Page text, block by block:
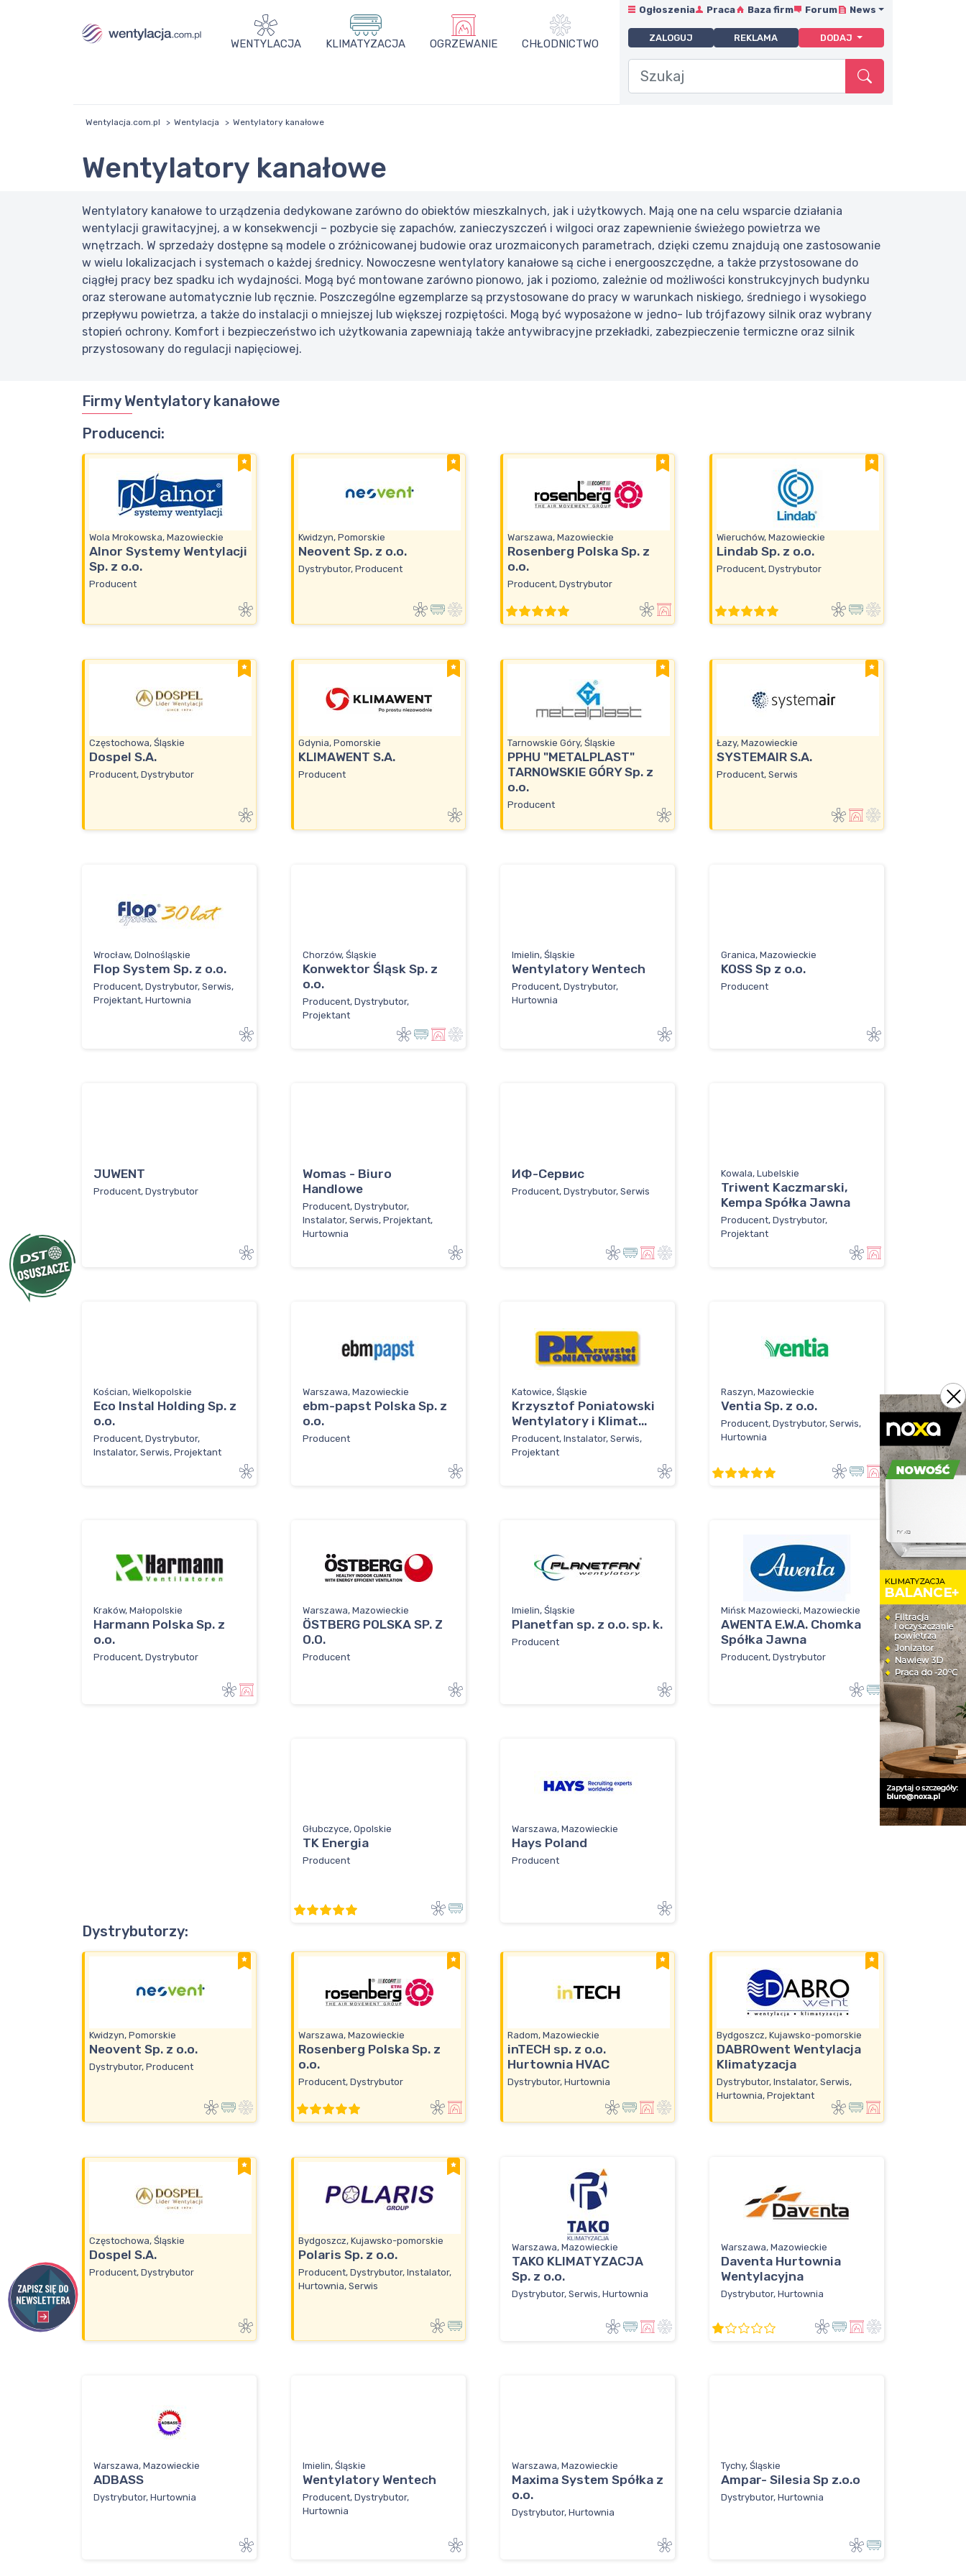
WENTYLACJA KLIMATYZACJA OGRZEWANIE CHŁODNICTWO
Ogłoszenia Praca Baza firm Forum News
ZALOGUJ REKLAMA DODAJ
Wentylacja.com.pl Wentylacja Wentylatory kanałowe
Wentylatory kanałowe
Wentylatory kanałowe to urządzenia dedykowane zarówno do obiektów mieszkalnych, jak i użytkowych. Mają one na celu wsparcie działania
wentylacji grawitacyjnej, a w konsekwencji – pozbycie się zapachów, zanieczyszczeń i wilgoci oraz zapewnienie świeżego powietrza we
wnętrzach. W sprzedaży dostępne są modele o zróżnicowanej budowie oraz urozmaiconych parametrach, dzięki czemu znajdują one zastosowanie
w wielu lokalizacjach i systemach o każdej średnicy. Nowoczesne wentylatory kanałowe są ciche i energooszczędne, a także przystosowane do
ciągłej pracy bez spadku ich wydajności. Mogą być montowane zarówno pionowo, jak i poziomo, zależnie od możliwości konstrukcyjnych budynku
oraz sterowane automatycznie lub ręcznie. Poszczególne egzemplarze są przystosowane do pracy w warunkach niskiego, średniego i wysokiego
przepływu powietrza, a także do instalacji o mniejszej lub większej rozpiętości. Mogą być wyposażone w jedno- lub trójfazowy silnik oraz wybrany
stopień ochrony. Komfort i bezpieczeństwo ich użytkowania zapewniają także antywibracyjne przekładki, zabezpieczenie termiczne oraz silnik
przystosowany do regulacji napięciowej.
Firmy Wentylatory kanałowe
Producenci:
Wola Mrokowska, Mazowieckie
Alnor Systemy Wentylacji
Sp. z o.o.
Producent
Kwidzyn, Pomorskie
Neovent Sp. z o.o.
Dystrybutor, Producent
Warszawa, Mazowieckie
Rosenberg Polska Sp. z
o.o.
Producent, Dystrybutor
Wieruchów, Mazowieckie
Lindab Sp. z o.o.
Producent, Dystrybutor
Częstochowa, Śląskie
Dospel S.A.
Producent, Dystrybutor
Gdynia, Pomorskie
KLIMAWENT S.A.
Producent
Tarnowskie Góry, Śląskie
PPHU "METALPLAST"
TARNOWSKIE GÓRY Sp. z
o.o.
Producent
Łazy, Mazowieckie
SYSTEMAIR S.A.
Producent, Serwis
Wrocław, Dolnośląskie
Flop System Sp. z o.o.
Producent, Dystrybutor, Serwis,
Projektant, Hurtownia
Chorzów, Śląskie
Konwektor Śląsk Sp. z
o.o.
Producent, Dystrybutor,
Projektant
Imielin, Śląskie
Wentylatory Wentech
Producent, Dystrybutor,
Hurtownia
Granica, Mazowieckie
KOSS Sp z o.o.
Producent
JUWENT
Producent, Dystrybutor
Womas - Biuro
Handlowe
Producent, Dystrybutor,
Instalator, Serwis, Projektant,
Hurtownia
ИФ-Сервис
Producent, Dystrybutor, Serwis
Kowala, Lubelskie
Triwent Kaczmarski,
Kempa Spółka Jawna
Producent, Dystrybutor,
Projektant
Kościan, Wielkopolskie
Eco Instal Holding Sp. z
o.o.
Producent, Dystrybutor,
Instalator, Serwis, Projektant
Warszawa, Mazowieckie
ebm-papst Polska Sp. z
o.o.
Producent
Katowice, Śląskie
Krzysztof Poniatowski
Wentylatory i Klimat...
Producent, Instalator, Serwis,
Projektant
Raszyn, Mazowieckie
Ventia Sp. z o.o.
Producent, Dystrybutor, Serwis,
Hurtownia
Kraków, Małopolskie
Harmann Polska Sp. z
o.o.
Producent, Dystrybutor
Warszawa, Mazowieckie
ÖSTBERG POLSKA SP. Z
O.O.
Producent
Imielin, Śląskie
Planetfan sp. z o.o. sp. k.
Producent
Mińsk Mazowiecki, Mazowieckie
AWENTA E.W.A. Chomka
Spółka Jawna
Producent, Dystrybutor
Głubczyce, Opolskie
TK Energia
Producent
Warszawa, Mazowieckie
Hays Poland
Producent
Dystrybutorzy:
Kwidzyn, Pomorskie
Neovent Sp. z o.o.
Dystrybutor, Producent
Warszawa, Mazowieckie
Rosenberg Polska Sp. z
o.o.
Producent, Dystrybutor
Radom, Mazowieckie
inTECH sp. z o.o.
Hurtownia HVAC
Dystrybutor, Hurtownia
Bydgoszcz, Kujawsko-pomorskie
DABROwent Wentylacja
Klimatyzacja
Dystrybutor, Instalator, Serwis,
Hurtownia, Projektant
Częstochowa, Śląskie
Dospel S.A.
Producent, Dystrybutor
Bydgoszcz, Kujawsko-pomorskie
Polaris Sp. z o.o.
Producent, Dystrybutor, Instalator,
Hurtownia, Serwis
Warszawa, Mazowieckie
TAKO KLIMATYZACJA
Sp. z o.o.
Dystrybutor, Serwis, Hurtownia
Warszawa, Mazowieckie
Daventa Hurtownia
Wentylacyjna
Dystrybutor, Hurtownia
Warszawa, Mazowieckie
ADBASS
Dystrybutor, Hurtownia
Imielin, Śląskie
Wentylatory Wentech
Producent, Dystrybutor,
Hurtownia
Warszawa, Mazowieckie
Maxima System Spółka z
o.o.
Dystrybutor, Hurtownia
Tychy, Śląskie
Ampar- Silesia Sp z.o.o
Dystrybutor, Hurtownia